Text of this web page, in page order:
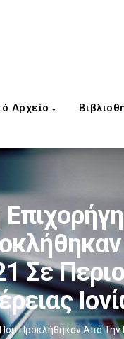
Αρχείο
Σε
Προκλήθηκαν Από